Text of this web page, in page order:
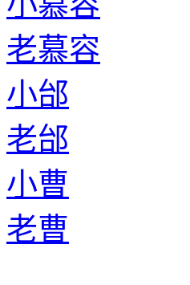
老慕容
小邰
老邰
小曹
老曹